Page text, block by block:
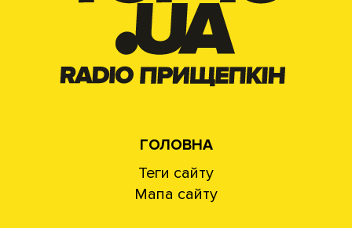
ГОЛОВНА
Теги сайту
Мапа сайту